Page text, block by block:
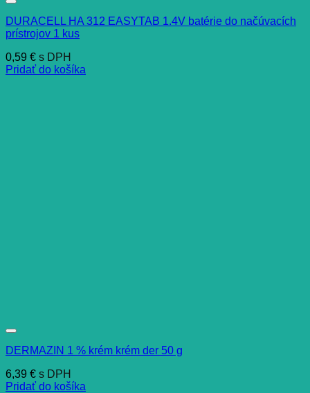
DURACELL HA 312 EASYTAB 1.4V batérie do načúvacích
prístrojov 1 kus
0,59 € s DPH
Pridať do košíka
DERMAZIN 1 % krém krém der 50 g
6,39 € s DPH
Pridať do košíka